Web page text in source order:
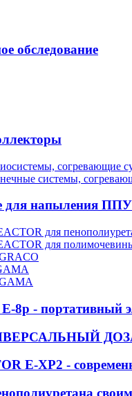
обследование
согревающие
системы,
для напыления
для
для
8p - портативный
E-XP2 -